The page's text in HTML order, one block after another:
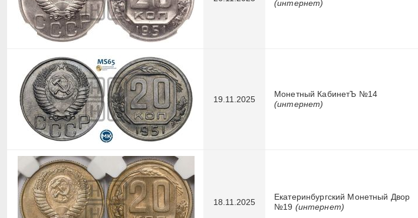
(интернет)
19.11.2025
Монетный КабинетЪ №14
(интернет)
18.11.2025
Екатеринбургский Монетный Двор
№19 (интернет)